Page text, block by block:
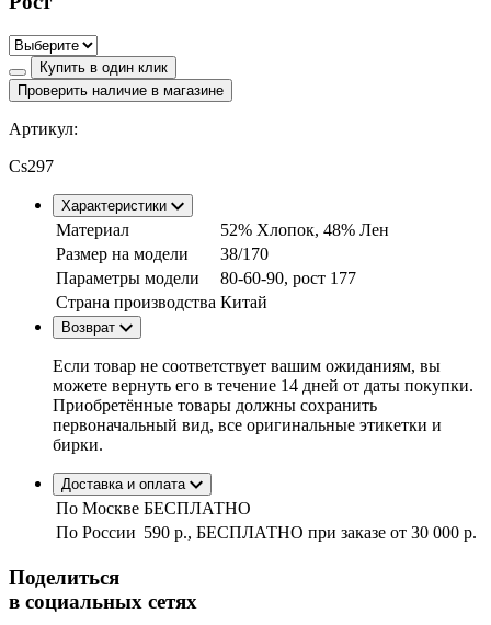
Купить в один клик
Проверить наличие в магазине
Артикул:
Cs297
Характеристики
Материал
52% Хлопок, 48% Лен
Размер на модели
38/170
Параметры модели
80-60-90, рост 177
Страна производства Китай
Возврат
Если товар не соответствует вашим ожиданиям, вы
можете вернуть его в течение 14 дней от даты покупки.
Приобретённые товары должны сохранить
первоначальный вид, все оригинальные этикетки и
бирки.
Доставка и оплата
По Москве БЕСПЛАТНО
По России 590 р., БЕСПЛАТНО при заказе от 30 000 р.
Поделиться
в социальных сетях